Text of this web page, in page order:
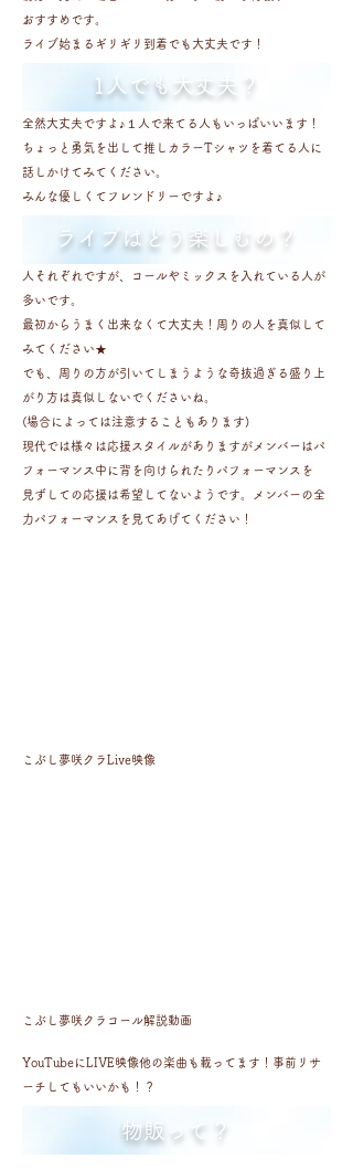
おすすめです。
​ライブ始まるギリギリ到着でも大丈夫です！
​1人でも大丈夫？
全然大丈夫ですよ♪１人で来てる人もいっぱいいます！
ちょっと勇気を出して推しカラーTシャツを着てる人に
話しかけてみてください。
みんな優しくてフレンドリーですよ♪
ライブはどう楽しむの？
人それぞれですが、コールやミックスを入れている人が
多いです。
最初からうまく出来なくて大丈夫！周りの人を真似して
みてください★
でも、周りの方が引いてしまうような奇抜過ぎる盛り上
がり方は真似しないでくださいね。
(場合によっては注意することもあります)
現代では様々は応援スタイルがありますがメンバーはパ
フォーマンス中に背を向けられたりパフォーマンスを
​見ずしての応援は希望してないようです。メンバーの全
力パフォーマンスを見てあげてください！
​こぶし夢咲クラLive映像
​こぶし夢咲クラコール解説動画
YouTubeにLIVE映像他の楽曲も載ってます！事前リサ
ーチしてもいいかも！？
​物販って？